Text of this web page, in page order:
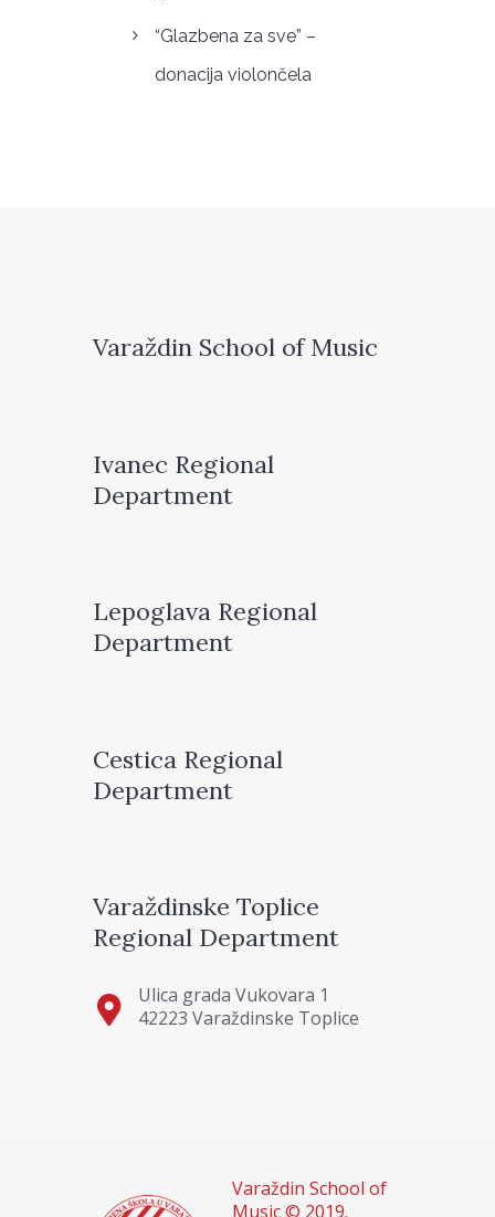
“Glazbena za sve” –
donacija violončela
Varaždin School of Music
Ivanec Regional
Department
Lepoglava Regional
Department
Cestica Regional
Department
Varaždinske Toplice
Regional Department
Ulica grada Vukovara 1
42223 Varaždinske Toplice
Varaždin School of
Music © 2019.